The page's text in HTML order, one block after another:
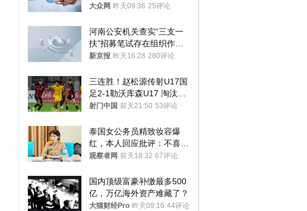
样睡觉更伤身
大众网 昨天09:36 25评论
河南公安机关查实“三支一
扶”招募笔试存在组织作弊
犯罪行为
新京报 昨天16:28 280评论
三连胜！赵松源传射U17国
足2-1勒沃库森U17 淘汰赛
将战河床
射门中国 前天21:50 53评论
泰国女公务员精致妆容爆
红，本人回应批评：不喜欢
就别看
观察者网 前天18:32 67评论
国内顶级富豪补缴最多500
亿，万亿海外资产难藏了？
大猫财经Pro 昨天09:16 44评论